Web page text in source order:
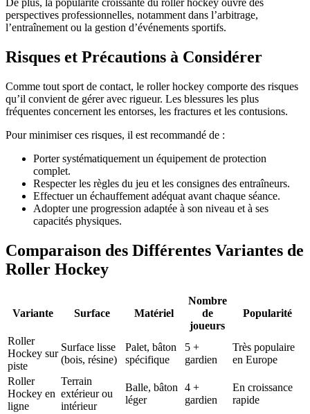
De plus, la popularité croissante du roller hockey ouvre des
perspectives professionnelles, notamment dans l’arbitrage,
l’entraînement ou la gestion d’événements sportifs.
Risques et Précautions à Considérer
Comme tout sport de contact, le roller hockey comporte des risques
qu’il convient de gérer avec rigueur. Les blessures les plus
fréquentes concernent les entorses, les fractures et les contusions.
Pour minimiser ces risques, il est recommandé de :
Porter systématiquement un équipement de protection
complet.
Respecter les règles du jeu et les consignes des entraîneurs.
Effectuer un échauffement adéquat avant chaque séance.
Adopter une progression adaptée à son niveau et à ses
capacités physiques.
Comparaison des Différentes Variantes de
Roller Hockey
Variante Surface Matériel
Nombre
de
joueurs
Popularité
Roller
Hockey sur
piste
Surface lisse
(bois, résine)
Palet, bâton
spécifique
5 +
gardien
Très populaire
en Europe
Roller
Hockey en
ligne
Terrain
extérieur ou
intérieur
Balle, bâton
léger
4 +
gardien
En croissance
rapide